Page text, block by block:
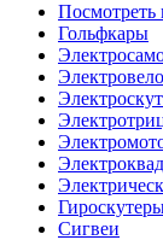
Посмотреть
Гольфкары
Сигвеи